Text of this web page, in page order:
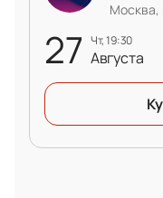
27 чт, 19:30
Августа
Москва,